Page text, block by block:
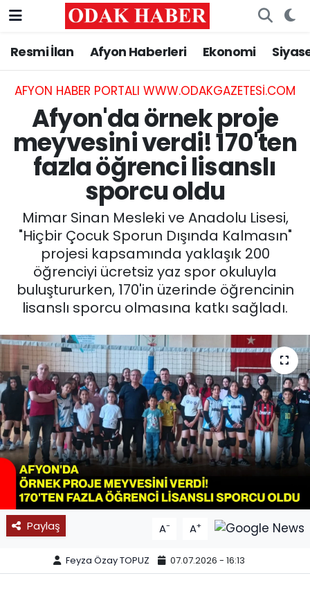
Resmi İlan Afyon Haberleri Ekonomi
AFYON HABER PORTALI WWW.ODAKGAZETESI.COM
Afyon'da örnek proje
meyvesini verdi! 170'ten
fazla öğrenci lisanslı
sporcu oldu
Mimar Sinan Mesleki ve Anadolu Lisesi,
"Hiçbir Çocuk Sporun Dışında Kalmasın"
projesi kapsamında yaklaşık 200
öğrenciyi ücretsiz yaz spor okuluyla
buluştururken, 170'in üzerinde öğrencinin
lisanslı sporcu olmasına katkı sağladı.
Paylaş A- A+
Feyza Özay TOPUZ 07.07.2026 - 16:13
AFYONKARAHİSAR HABERLERİ
Resmi İlan
ASAYİŞ
GÜNCEL
SİYASET
EĞİTİM
MAGAZİN
SAĞLIK
SPOR
11:11 MANŞET
Nöbetçi Eczaneler
Hava Durumu
Trafik Durumu
Süper Lig Puan Durumu ve Fikstür
Tüm Manşetler
Son Dakika Haberleri
Haber Arşivi